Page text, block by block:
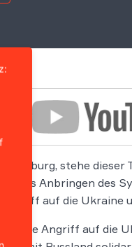
stehe dieser
das Anbringen des
Angriff auf die Ukraine
Angriff auf die